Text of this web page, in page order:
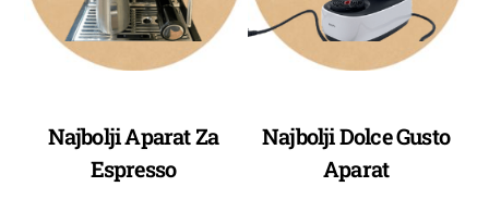
Najbolji Aparat Za
Espresso
Najbolji Dolce Gusto
Aparat